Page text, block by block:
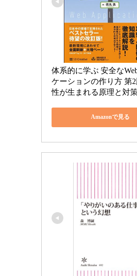
体系的に学ぶ 安全な
ケーションの作り方 第
性が生まれる原理と対
Amazonで見る